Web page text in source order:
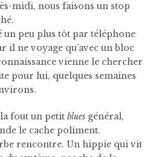
midi, nous faisons un stop
un peu plus tôt par téléphone
il ne voyage qu’avec un bloc
vienne le chercher
pour lui, quelques semaines
fout un petit blues général,
le cache poliment.
rencontre. Un hippie qui vit